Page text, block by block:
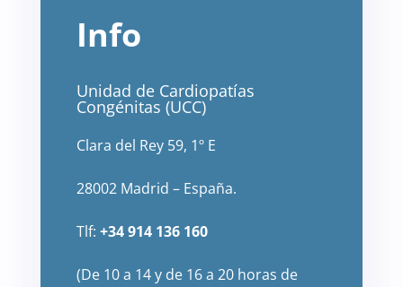
Info
Unidad de Cardiopatías
Congénitas (UCC)
Clara del Rey 59, 1º E
28002 Madrid – España.
Tlf: +34 914 136 160
(De 10 a 14 y de 16 a 20 horas de